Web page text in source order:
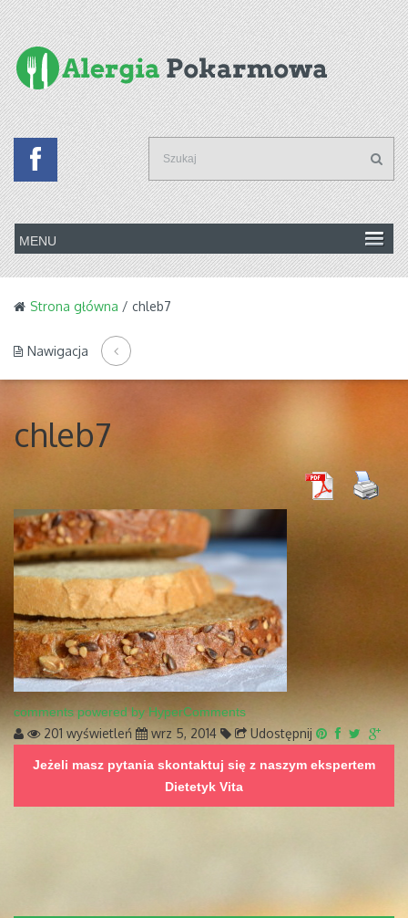
Strona główna / chleb7
Nawigacja
chleb7
comments powered by HyperComments
201 wyświetleń wrz 5, 2014 Udostępnij
Jeżeli masz pytania skontaktuj się z naszym ekspertem
Dietetyk Vita